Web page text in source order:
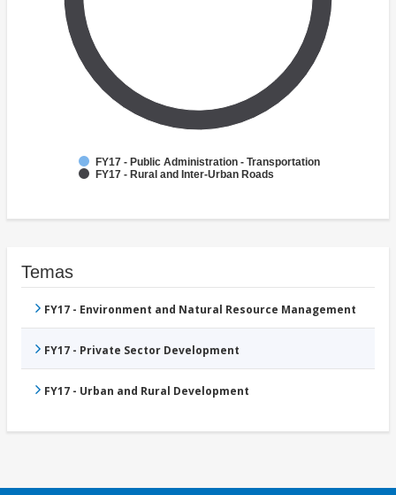
FY17 - Public Administration - Transportation
FY17 - Rural and Inter-Urban Roads
Temas
FY17 - Environment and Natural Resource Management
FY17 - Private Sector Development
FY17 - Urban and Rural Development